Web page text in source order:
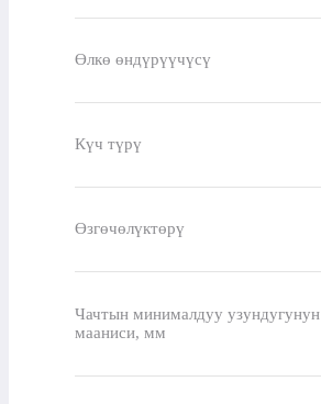
Өлкө өндүрүүчүсү
Күч түрү
Өзгөчөлүктөрү
Чачтын минималдуу узундугунун
мааниси, мм